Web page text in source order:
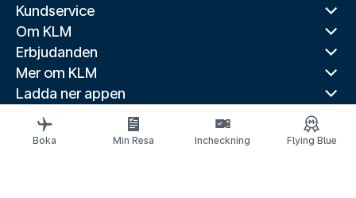
Kundservice
Om KLM
Erbjudanden
Mer om KLM
Ladda ner appen
Relaterade webbplatser
Reseguider
Boka Min Resa Incheckning Flying Blue